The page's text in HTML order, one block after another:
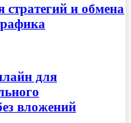
стратегий и обмена
для
вложений